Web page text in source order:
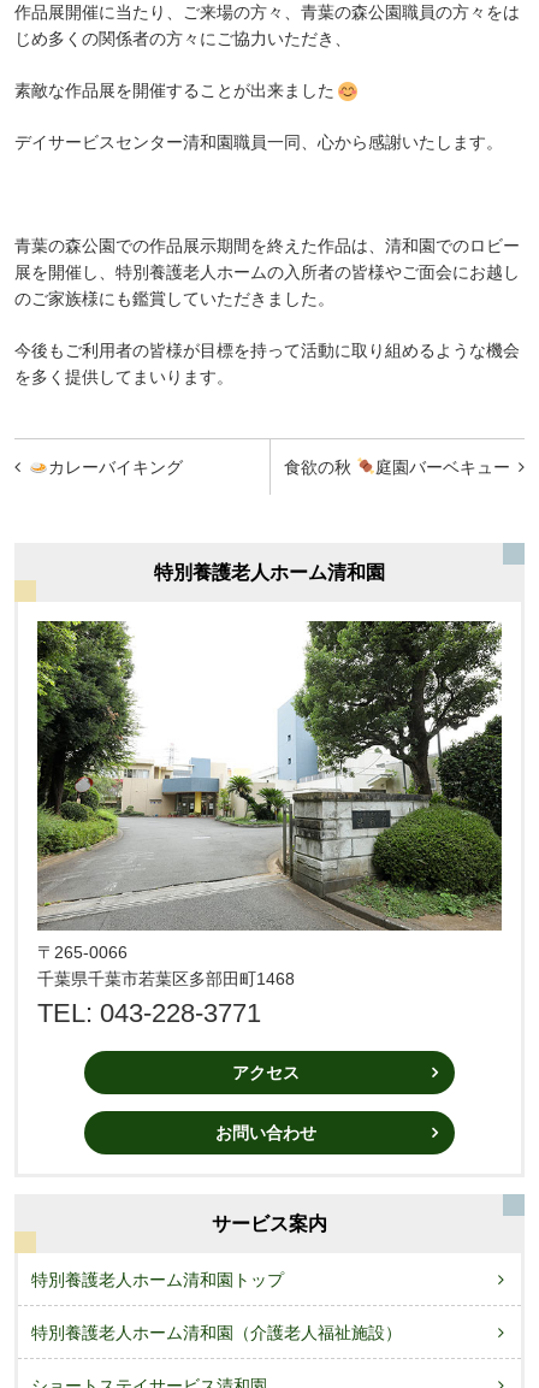
作品展開催に当たり、ご来場の方々、青葉の森公園職員の方々をは
じめ多くの関係者の方々にご協力いただき、
素敵な作品展を開催することが出来ました
デイサービスセンター清和園職員一同、心から感謝いたします。
青葉の森公園での作品展示期間を終えた作品は、清和園でのロビー
展を開催し、特別養護老人ホームの入所者の皆様やご面会にお越し
のご家族様にも鑑賞していただきました。
今後もご利用者の皆様が目標を持って活動に取り組めるような機会
を多く提供してまいります。
投
ビ
ゲ
ー
シ
ョ
ン
食欲の秋 庭園バーベキュー
カレーバイキング
特別養護老人ホーム清和園
〒265-0066
千葉県千葉市若葉区多部田町1468
TEL: 043-228-3771
アクセス
お問い合わせ
サービス案内
特別養護老人ホーム清和園トップ
特別養護老人ホーム清和園（介護老人福祉施設）